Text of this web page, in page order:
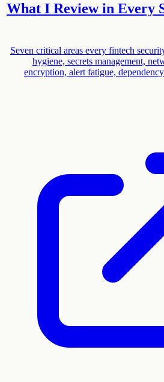
What I Review in Every
Seven critical areas every fintech
hygiene, secrets management,
encryption, alert fatigue,